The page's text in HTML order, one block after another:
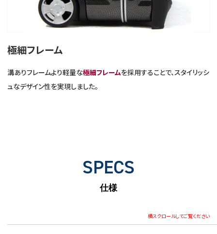
極細フレーム
溝ありフレームより軽量な極細フレームを採用することで、スタイリッシ
ュなデザイン性を実現しました。
SPECS
仕様
横スクロールしてご覧ください